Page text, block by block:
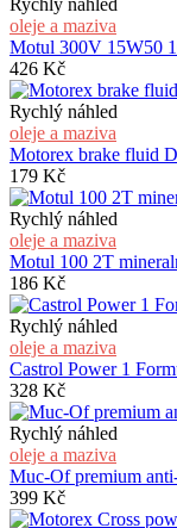
oleje a maziva
Motul 300V 15W50
426 Kč
Rychlý náhled
oleje a maziva
Motorex brake fluid
179 Kč
Rychlý náhled
oleje a maziva
Motul 100 2T
186 Kč
Rychlý náhled
oleje a maziva
Castrol Power 1
328 Kč
Rychlý náhled
oleje a maziva
Muc-Of premium
399 Kč